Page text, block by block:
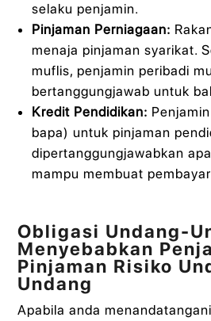
selaku penjamin.
Pinjaman Perniagaan:
menaja pinjaman syarikat.
muflis, penjamin peribadi
bertanggungjawab untuk
Kredit Pendidikan:
bapa) untuk pinjaman
dipertanggungjawabkan
mampu membuat
Obligasi Undang-
Menyebabkan
Pinjaman Risiko
Undang
Apabila anda